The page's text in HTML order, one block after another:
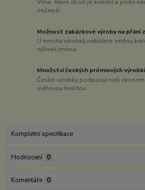
Víme, které zboží je kvalitní a proto
nejlepší
Možnost zakázkové výroby na přání
U mnoha výrobků nabízíme změnu
výšivek jména
Množství českých prémiových
České výrobky podporují naši
světovou kvalitou
Kompletní specifikace
Hodnocení 0
Komentáře 0